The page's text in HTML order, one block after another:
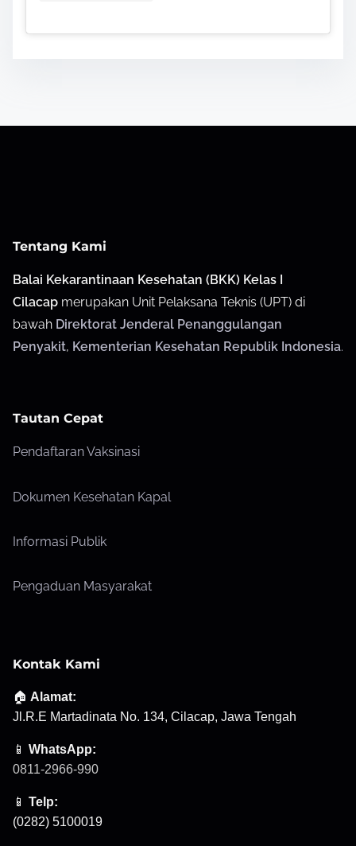
Tentang Kami
Balai Kekarantinaan Kesehatan (BKK) Kelas I
Cilacap merupakan Unit Pelaksana Teknis (UPT) di
bawah Direktorat Jenderal Penanggulangan
Penyakit, Kementerian Kesehatan Republik Indonesia.
Tautan Cepat
Pendaftaran Vaksinasi
Dokumen Kesehatan Kapal
Informasi Publik
Pengaduan Masyarakat
Kontak Kami
🏠 Alamat:
Jl.R.E Martadinata No. 134, Cilacap, Jawa Tengah
📱 WhatsApp:
0811-2966-990
📱 Telp:
(0282) 5100019